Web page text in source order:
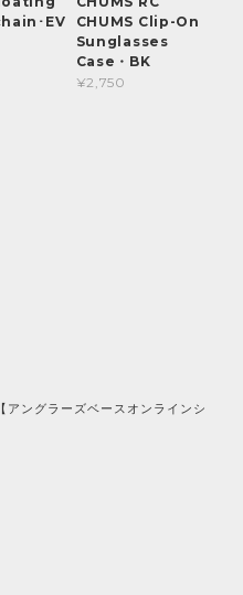
･EV
CHUMS Clip-On
Sunglasses
Case・BK
¥2,750
ングラーズベースオンラインシ